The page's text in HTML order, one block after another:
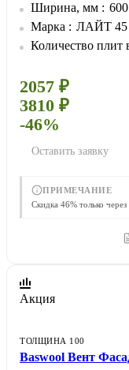
Ширина, мм
600
Марка
ЛАЙТ 45
Количество плит
2057 ₽
3810 ₽
-46%
Оставить заявку
ПРИМЕЧАНИЕ
Скидка 46% только
Акция
ТОЛЩИНА 100
Baswool Вент